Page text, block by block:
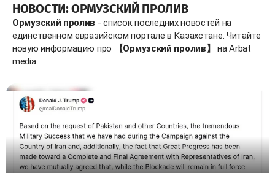
НОВОСТИ: ОРМУЗСКИЙ ПРОЛИВ
Ормузский пролив - список последних новостей на
единственном евразийском портале в Казахстане. Читайте
новую информацию про
【Ормузский пролив】
на Arbat
media